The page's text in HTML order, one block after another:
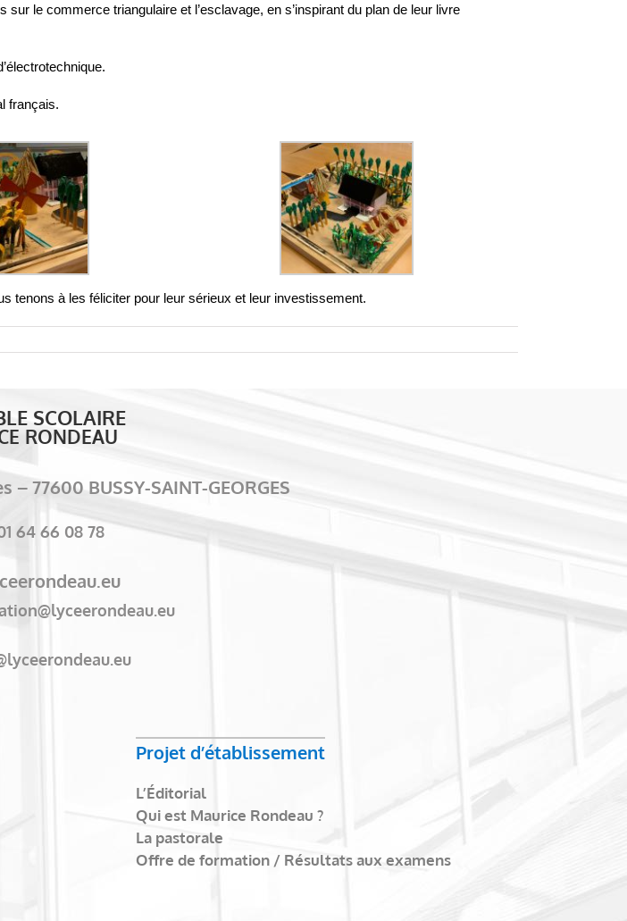
le commerce triangulaire et l’esclavage, en s’inspirant du plan de leur livre
français.
tenons à les féliciter pour leur sérieux et leur investissement.
SCOLAIRE
RONDEAU
77600 BUSSY-SAINT-GEORGES
64 66 08 78
Projet d’établissement
L’Éditorial
Qui est Maurice Rondeau ?
La pastorale
Offre de formation / Résultats aux examens